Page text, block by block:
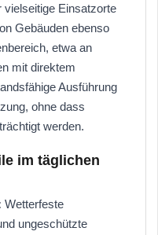
vielseitige Einsatzorte
Gebäuden ebenso
etwa an
mit direktem
Ausführung
ohne dass
werden.
im täglichen
Wetterfeste
ungeschützte